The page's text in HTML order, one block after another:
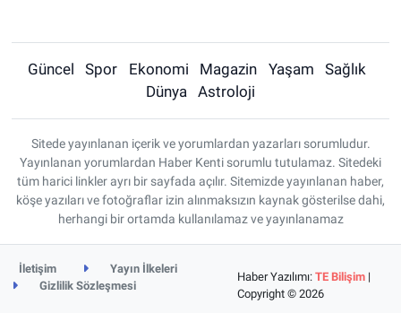
Güncel Spor Ekonomi Magazin Yaşam
Sağlık
Dünya
Astroloji
Sitede yayınlanan içerik ve yorumlardan yazarları sorumludur.
Yayınlanan yorumlardan Haber Kenti sorumlu tutulamaz. Sitedeki
tüm harici linkler ayrı bir sayfada açılır. Sitemizde yayınlanan haber,
köşe yazıları ve fotoğraflar izin alınmaksızın kaynak gösterilse dahi,
herhangi bir ortamda kullanılamaz ve yayınlanamaz
İletişim
Yayın İlkeleri
Gizlilik Sözleşmesi
Haber Yazılımı:TE Bilişim |
Copyright © 2026